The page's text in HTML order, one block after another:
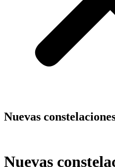
Nuevas
Nuevas